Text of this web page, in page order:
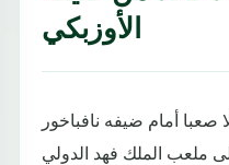
الأوزبكي
صعبا أمام ضيفه نافباخور
على ملعب الملك فهد الدولي